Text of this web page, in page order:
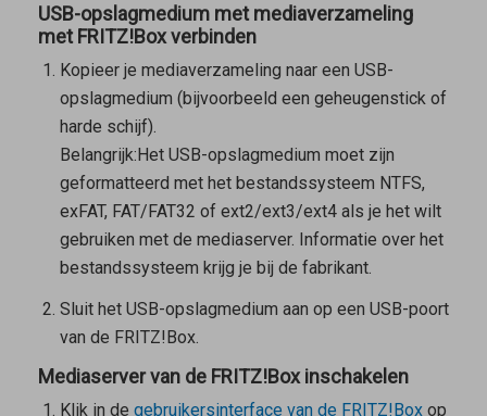
USB-opslagmedium met mediaverzameling
met FRITZ!Box verbinden
Kopieer je mediaverzameling naar een USB-
opslagmedium (bijvoorbeeld een geheugenstick of
harde schijf).
Belangrijk:Het USB-opslagmedium moet zijn
geformatteerd met het bestandssysteem NTFS,
exFAT, FAT/FAT32 of ext2/ext3/ext4 als je het wilt
gebruiken met de mediaserver. Informatie over het
bestandssysteem krijg je bij de fabrikant.
Sluit het USB-opslagmedium aan op een USB-poort
van de FRITZ!Box.
Mediaserver van de FRITZ!Box inschakelen
Klik in de gebruikersinterface van de FRITZ!Boxop